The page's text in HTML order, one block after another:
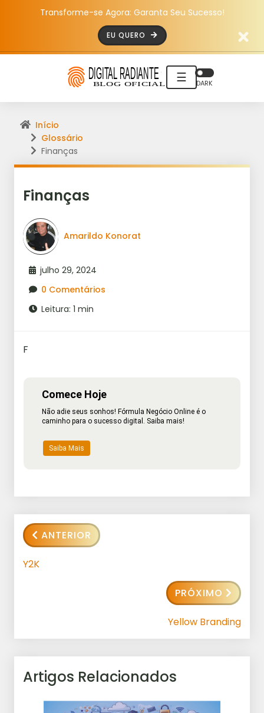
Transforme-se Agora: Garanta Seu Sucesso!
EU QUERO
☰ DARK
Início
Glossário
Finanças
Finanças
Amarildo Konorat
julho 29, 2024
0 Comentários
Leitura: 1 min
F
Comece Hoje
Não adie seus sonhos! Fórmula Negócio Online é o
caminho para o sucesso digital. Saiba mais!
Saiba Mais
ANTERIOR
Y2K
PRÓXIMO
Yellow Branding
Artigos Relacionados